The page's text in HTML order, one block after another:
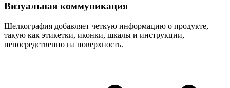
Визуальная коммуникация
Шелкография добавляет четкую информацию о продукте,
такую как этикетки, иконки, шкалы и инструкции,
непосредственно на поверхность.